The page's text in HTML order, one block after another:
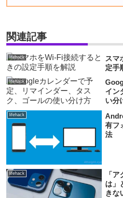
関連記事
lifehack
スマ
定手
lifehack
イン
い分
lifehack
有フ
法
lifehack
「
は」
きな